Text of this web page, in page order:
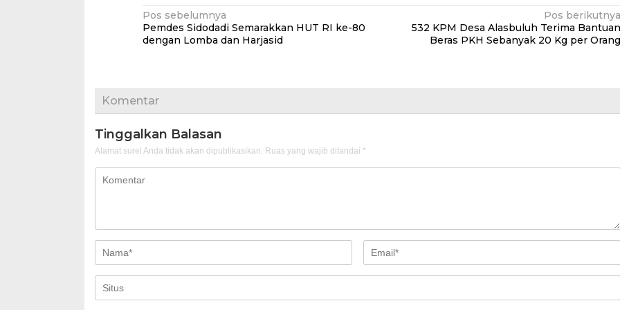
Navigasi
pos
Pos sebelumnya
Pemdes Sidodadi Semarakkan HUT RI ke-80
dengan Lomba dan Harjasid
Pos berikutnya
532 KPM Desa Alasbuluh Terima Bantuan
Beras PKH Sebanyak 20 Kg per Orang
Komentar
Tinggalkan Balasan
Alamat surel Anda tidak akan dipublikasikan. Ruas yang wajib ditandai *